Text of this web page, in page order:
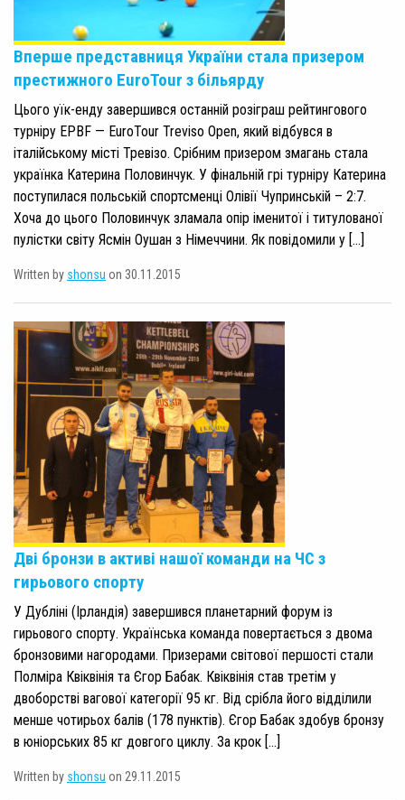
Вперше представниця України стала призером
престижного EuroTour з більярду
Цього уїк-енду завершився останній розіграш рейтингового
турніру EPBF — EuroTour Treviso Open, який відбувся в
італійському місті Тревізо. Срібним призером змагань стала
українка Катерина Половинчук. У фінальній грі турніру Катерина
поступилася польській спортсменці Олівії Чупринській – 2:7.
Хоча до цього Половинчук зламала опір іменитої і титулованої
пулістки світу Ясмін Оушан з Німеччини. Як повідомили у […]
Written by shonsu on 30.11.2015
Дві бронзи в активі нашої команди на ЧС з
гирьового спорту
У Дубліні (Ірландія) завершився планетарний форум із
гирьового спорту. Українська команда повертається з двома
бронзовими нагородами. Призерами світової першості стали
Полміра Квіквінія та Єгор Бабак. Квіквінія став третім у
двоборстві вагової категорії 95 кг. Від срібла його відділили
менше чотирьох балів (178 пунктів). Єгор Бабак здобув бронзу
в юніорських 85 кг довгого циклу. За крок […]
Written by shonsu on 29.11.2015